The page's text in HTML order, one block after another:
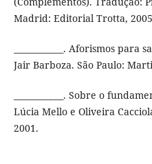
Madrid: Editorial Trotta,
____________. Aforismos
Jair Barboza. São Paulo:
____________. Sobre o
Lúcia Mello e Oliveira
2001.